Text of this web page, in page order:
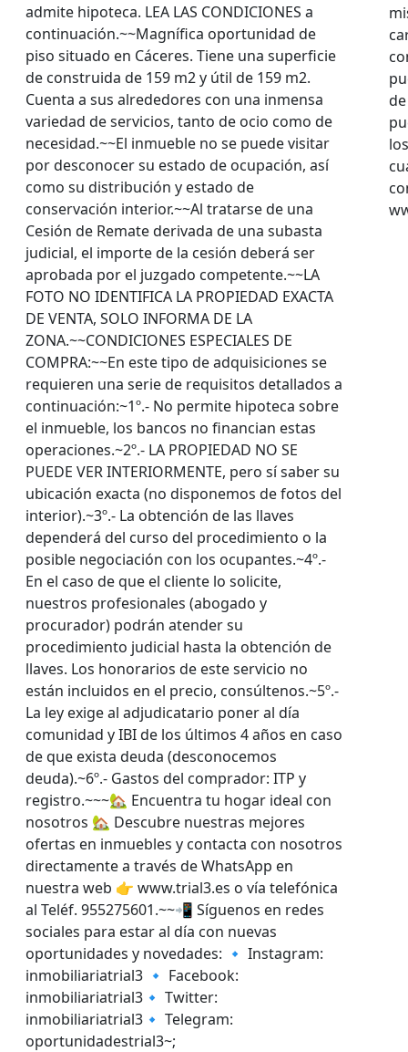
admite hipoteca. LEA LAS CONDICIONES a
continuación.~~Magnífica oportunidad de
piso situado en Cáceres. Tiene una superficie
de construida de 159 m2 y útil de 159 m2.
Cuenta a sus alrededores con una inmensa
variedad de servicios, tanto de ocio como de
necesidad.~~El inmueble no se puede visitar
por desconocer su estado de ocupación, así
como su distribución y estado de
conservación interior.~~Al tratarse de una
Cesión de Remate derivada de una subasta
judicial, el importe de la cesión deberá ser
aprobada por el juzgado competente.~~LA
FOTO NO IDENTIFICA LA PROPIEDAD EXACTA
DE VENTA, SOLO INFORMA DE LA
ZONA.~~CONDICIONES ESPECIALES DE
COMPRA:~~En este tipo de adquisiciones se
requieren una serie de requisitos detallados a
continuación:~1º.- No permite hipoteca sobre
el inmueble, los bancos no financian estas
operaciones.~2º.- LA PROPIEDAD NO SE
PUEDE VER INTERIORMENTE, pero sí saber su
ubicación exacta (no disponemos de fotos del
interior).~3º.- La obtención de las llaves
dependerá del curso del procedimiento o la
posible negociación con los ocupantes.~4º.-
En el caso de que el cliente lo solicite,
nuestros profesionales (abogado y
procurador) podrán atender su
procedimiento judicial hasta la obtención de
llaves. Los honorarios de este servicio no
están incluidos en el precio, consúltenos.~5º.-
La ley exige al adjudicatario poner al día
comunidad y IBI de los últimos 4 años en caso
de que exista deuda (desconocemos
deuda).~6º.- Gastos del comprador: ITP y
registro.~~~🏡 Encuentra tu hogar ideal con
nosotros 🏡 Descubre nuestras mejores
ofertas en inmuebles y contacta con nosotros
directamente a través de WhatsApp en
nuestra web 👉 www.trial3.es o vía telefónica
al Teléf. 955275601.~~📲 Síguenos en redes
sociales para estar al día con nuevas
oportunidades y novedades: 🔹 Instagram:
inmobiliariatrial3 🔹 Facebook:
inmobiliariatrial3🔹 Twitter:
inmobiliariatrial3🔹 Telegram:
oportunidadestrial3~;